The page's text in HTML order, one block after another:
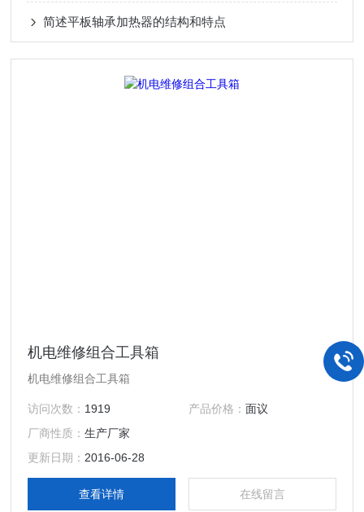
简述平板轴承加热器的结构和特点
机电维修组合工具箱
机电维修组合工具箱
访问次数： 1919 产品价格： 面议
厂商性质：生产厂家
更新日期： 2016-06-28
查看详情 在线留言